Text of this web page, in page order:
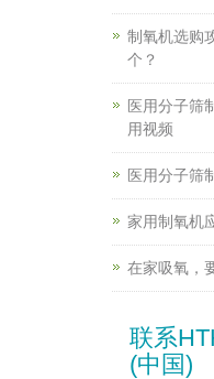
制氧机选购
个？
医用分子筛
用视频
医用分子筛
家用制氧机
在家吸氧，
联系
(中国)